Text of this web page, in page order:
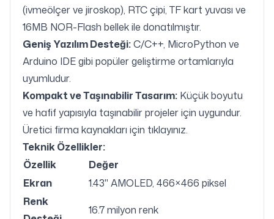
(ivmeölçer ve jiroskop), RTC çipi, TF kart yuvası ve
16MB NOR-Flash bellek ile donatılmıştır.
Geniş Yazılım Desteği:C/C++, MicroPython ve
Arduino IDE gibi popüler geliştirme ortamlarıyla
uyumludur.
Kompakt ve Taşınabilir Tasarım: Küçük boyutu
ve hafif yapısıyla taşınabilir projeler için uygundur.
Üretici firma kaynakları için tıklayınız.
Teknik Özellikler:
Özellik
Değer
Ekran
1.43" AMOLED, 466×466 piksel
Renk
16.7 milyon renk